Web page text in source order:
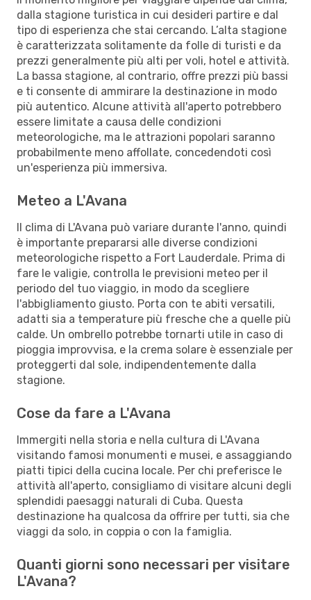
dalla stagione turistica in cui desideri partire e dal
tipo di esperienza che stai cercando. L’alta stagione
è caratterizzata solitamente da folle di turisti e da
prezzi generalmente più alti per voli, hotel e attività.
La bassa stagione, al contrario, offre prezzi più bassi
e ti consente di ammirare la destinazione in modo
più autentico. Alcune attività all'aperto potrebbero
essere limitate a causa delle condizioni
meteorologiche, ma le attrazioni popolari saranno
probabilmente meno affollate, concedendoti così
un'esperienza più immersiva.
Meteo a L'Avana
Il clima di L'Avana può variare durante l'anno, quindi
è importante prepararsi alle diverse condizioni
meteorologiche rispetto a Fort Lauderdale. Prima di
fare le valigie, controlla le previsioni meteo per il
periodo del tuo viaggio, in modo da scegliere
l'abbigliamento giusto. Porta con te abiti versatili,
adatti sia a temperature più fresche che a quelle più
calde. Un ombrello potrebbe tornarti utile in caso di
pioggia improvvisa, e la crema solare è essenziale per
proteggerti dal sole, indipendentemente dalla
stagione.
Cose da fare a L'Avana
Immergiti nella storia e nella cultura di L'Avana
visitando famosi monumenti e musei, e assaggiando
piatti tipici della cucina locale. Per chi preferisce le
attività all'aperto, consigliamo di visitare alcuni degli
splendidi paesaggi naturali di Cuba. Questa
destinazione ha qualcosa da offrire per tutti, sia che
viaggi da solo, in coppia o con la famiglia.
Quanti giorni sono necessari per visitare
L'Avana?